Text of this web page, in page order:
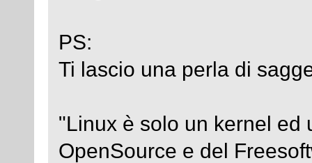
PS:
Ti lascio una perla di
"Linux è solo un kernel ed
OpenSource e del